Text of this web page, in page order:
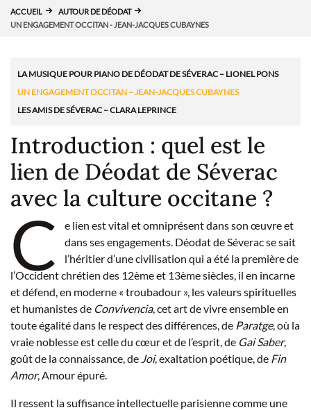
ACCUEIL
AUTOUR DE DÉODAT
UN ENGAGEMENT OCCITAN - JEAN-JACQUES CUBAYNES
LA MUSIQUE POUR PIANO DE DÉODAT DE SÉVERAC – LIONEL PONS
UN ENGAGEMENT OCCITAN – JEAN-JACQUES CUBAYNES
LES AMIS DE SÉVERAC – CLARA LEPRINCE
Introduction : quel est le
lien de Déodat de Séverac
avec la culture occitane ?
C
e lien est vital et omniprésent dans son œuvre et
dans ses engagements. Déodat de Séverac se sait
l’héritier d’une civilisation qui a été la première de
l’Occident chrétien des 12ème et 13ème siècles, il en incarne
et défend, en moderne « troubadour », les valeurs spirituelles
et humanistes de Convivencia, cet art de vivre ensemble en
toute égalité dans le respect des différences, de Paratge, où la
vraie noblesse est celle du cœur et de l’esprit, de Gai Saber,
goût de la connaissance, de Joi, exaltation poétique, de Fin
Amor, Amour épuré.
Il ressent la suffisance intellectuelle parisienne comme une